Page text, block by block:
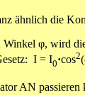
ähnlich die
φ, wird
I = I0·cos2
AN